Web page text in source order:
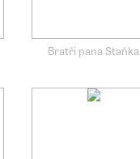
Bratři pana Staňka